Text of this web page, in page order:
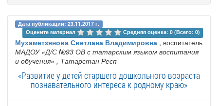
Дата публикации: 23.11.2017 г.
Оцените материал
Средняя оценка: 0 (Всего: 0)
Мухаметзянова Светлана Владимировна , воспитатель
МАДОУ «Д/С №93 ОВ с татарским языком воспитания
и обучения» , Татарстан Респ
«Развитие у детей старшего дошкольного возраста
познавательного интереса к родному краю»